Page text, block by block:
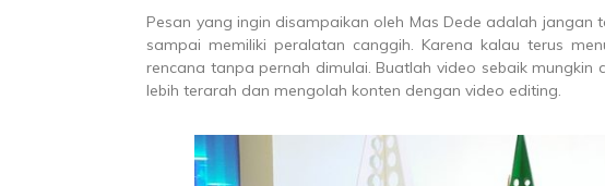
Pesan yang ingin disampaikan oleh Mas Dede adalah jangan
sampai memiliki peralatan canggih. Karena kalau terus
rencana tanpa pernah dimulai. Buatlah video sebaik
lebih terarah dan mengolah konten dengan video editing.